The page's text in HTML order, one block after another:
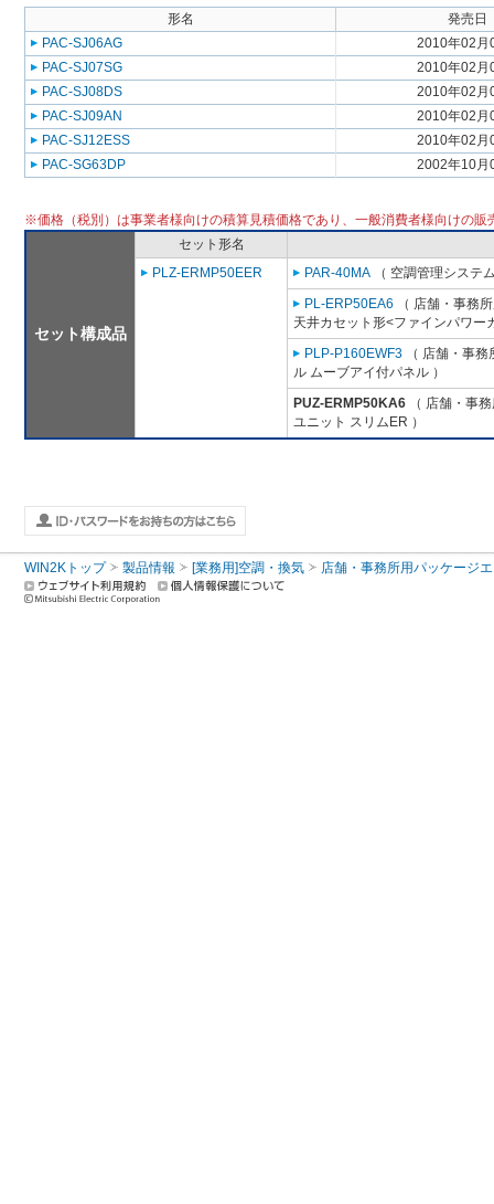
形名
発売日
PAC-SJ06AG
2010年02月
PAC-SJ07SG
2010年02月
PAC-SJ08DS
2010年02月
PAC-SJ09AN
2010年02月
PAC-SJ12ESS
2010年02月
PAC-SG63DP
2002年10月
※価格（税別）は事業者様向けの積算見積価格であり、一般消費者様向けの販
セット構成品
セット形名
PLZ-ERMP50EER
PAR-40MA （ 空調管理システ
PL-ERP50EA6 （ 店舗・事務
天井カセット形<ファインパワー
PLP-P160EWF3 （ 店舗・事
ル ムーブアイ付パネル ）
PUZ-ERMP50KA6 （ 店舗・事
ユニット スリムER ）
WIN2Kトップ 製品情報 [業務用]空調・換気 店舗・事務所用パッケージ